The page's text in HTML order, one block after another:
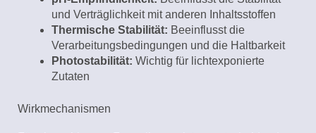
und Verträglichkeit mit anderen Inhaltsstoffen
Thermische Stabilität: Beeinflusst die
Verarbeitungsbedingungen und die Haltbarkeit
Photostabilität: Wichtig für lichtexponierte
Zutaten
Wirkmechanismen